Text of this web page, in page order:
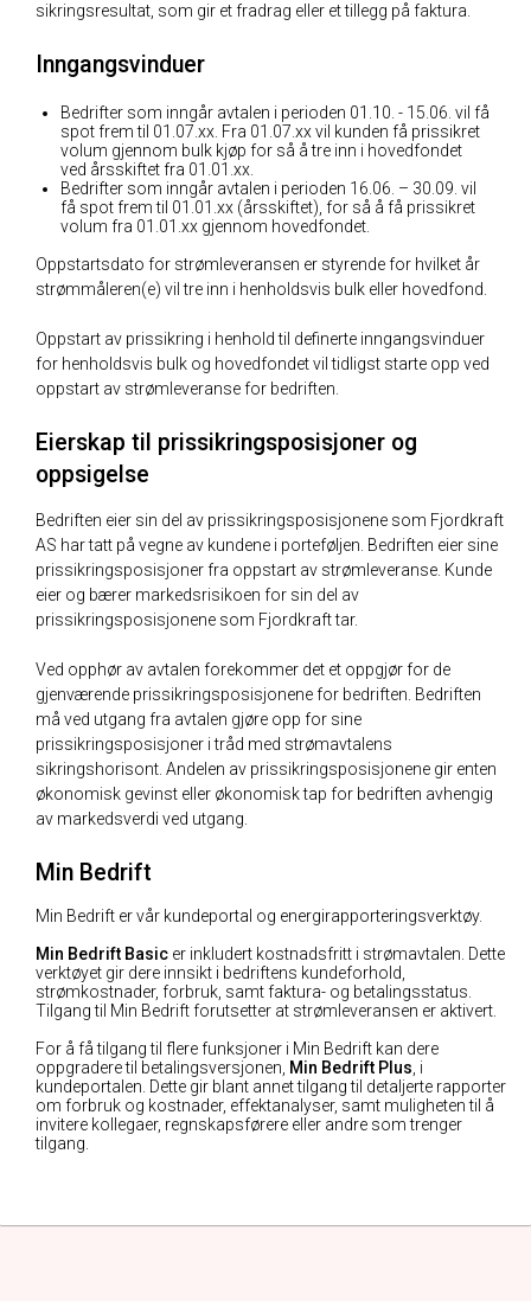
sikringsresultat, som gir et fradrag eller et tillegg på faktura.
Inngangsvinduer
Bedrifter som inngår avtalen i perioden 01.10. - 15.06. vil få
spot frem til 01.07.xx. Fra 01.07.xx vil kunden få prissikret
volum gjennom bulk kjøp for så å tre inn i hovedfondet
ved årsskiftet fra 01.01.xx.
Bedrifter som inngår avtalen i perioden 16.06. – 30.09. vil
få spot frem til 01.01.xx (årsskiftet), for så å få prissikret
volum fra 01.01.xx gjennom hovedfondet.
Oppstartsdato for strømleveransen er styrende for hvilket år
strømmåleren(e) vil tre inn i henholdsvis bulk eller hovedfond.
Oppstart av prissikring i henhold til definerte inngangsvinduer
for henholdsvis bulk og hovedfondet vil tidligst starte opp ved
oppstart av strømleveranse for bedriften.
Eierskap til prissikringsposisjoner og
oppsigelse
Bedriften eier sin del av prissikringsposisjonene som Fjordkraft
AS har tatt på vegne av kundene i porteføljen. Bedriften eier sine
prissikringsposisjoner fra oppstart av strømleveranse. Kunde
eier og bærer markedsrisikoen for sin del av
prissikringsposisjonene som Fjordkraft tar.
Ved opphør av avtalen forekommer det et oppgjør for de
gjenværende prissikringsposisjonene for bedriften. Bedriften
må ved utgang fra avtalen gjøre opp for sine
prissikringsposisjoner i tråd med strømavtalens
sikringshorisont. Andelen av prissikringsposisjonene gir enten
økonomisk gevinst eller økonomisk tap for bedriften avhengig
av markedsverdi ved utgang.
Min Bedrift
Min Bedrift er vår kundeportal og energirapporteringsverktøy.
Min Bedrift Basic er inkludert kostnadsfritt i strømavtalen. Dette
verktøyet gir dere innsikt i bedriftens kundeforhold,
strømkostnader, forbruk, samt faktura- og betalingsstatus.
Tilgang til Min Bedrift forutsetter at strømleveransen er aktivert.
For å få tilgang til flere funksjoner i Min Bedrift kan dere
oppgradere til betalingsversjonen, Min Bedrift Plus , i
kundeportalen. Dette gir blant annet tilgang til detaljerte rapporter
om forbruk og kostnader, effektanalyser, samt muligheten til å
invitere kollegaer, regnskapsførere eller andre som trenger
tilgang.